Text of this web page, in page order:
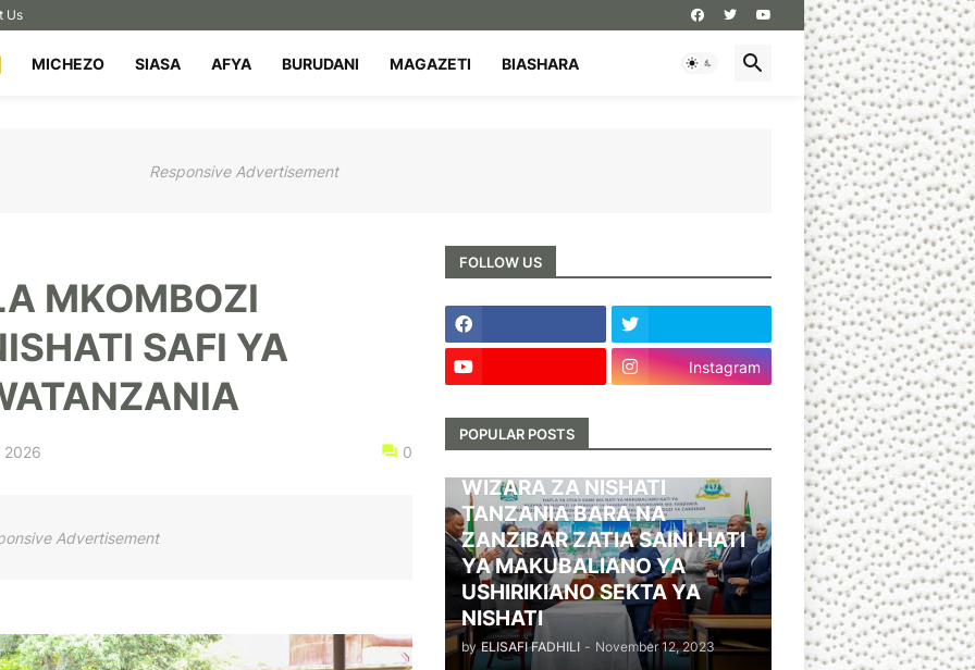
Us
MICHEZO SIASA AFYA BURUDANI MAGAZETI BIASHARA
Responsive Advertisement
MKOMBOZI
SAFI YA
2026 0
Advertisement
FOLLOW US
Instagram
POPULAR POSTS
WIZARA ZA NISHATI
TANZANIA BARA NA
ZANZIBAR ZATIA SAINI HATI
YA MAKUBALIANO YA
USHIRIKIANO SEKTA YA
NISHATI
by ELISAFI FADHILI - November 12, 2023